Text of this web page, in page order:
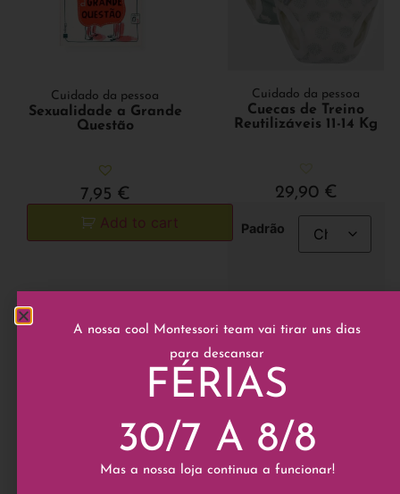
Cuidado da pessoa
Sexualidade a Grande
Questão
7,95 €
Add to cart
Cuidado da pessoa
Cuecas de Treino
Reutilizáveis 11-14 Kg
29,90 €
Padrão
Add to cart
A nossa cool Montessori team vai tirar uns dias
para descansar
FÉRIAS
30/7 A 8/8
Mas a nossa loja continua a funcionar!